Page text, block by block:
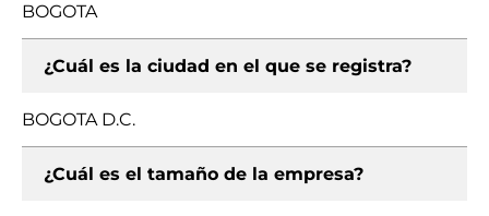
BOGOTA
¿Cuál es la ciudad en el que se registra?
BOGOTA D.C.
¿Cuál es el tamaño de la empresa?